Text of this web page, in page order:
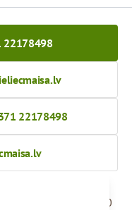
22178498
22178498
09:00 - 17:00